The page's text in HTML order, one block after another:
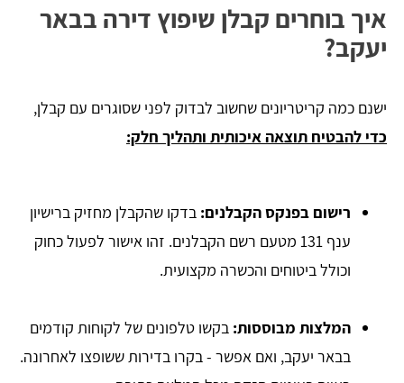
איך בוחרים קבלן שיפוץ דירה בבאר
יעקב?
ישנם כמה קריטריונים שחשוב לבדוק לפני שסוגרים עם קבלן,
כדי להבטיח תוצאה איכותית ותהליך חלק:
רישום בפנקס הקבלנים: בדקו שהקבלן מחזיק ברישיון
ענף 131 מטעם רשם הקבלנים. זהו אישור לפעול כחוק
וכולל ביטוחים והכשרה מקצועית.
המלצות מבוססות: בקשו טלפונים של לקוחות קודמים
בבאר יעקב, ואם אפשר - בקרו בדירות ששופצו לאחרונה.